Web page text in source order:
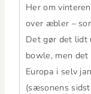
Her om
over æbler –
Det gør det
bowle, men
Europa i selv
(sæso­nens